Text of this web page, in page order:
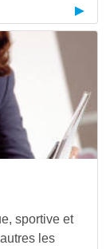
sportive et
les